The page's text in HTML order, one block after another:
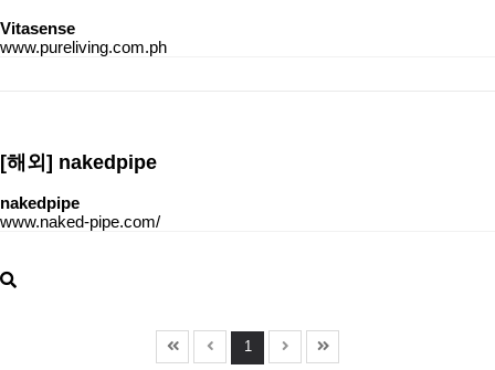
Vitasense
www.pureliving.com.ph
[해외] nakedpipe
nakedpipe
www.naked-pipe.com/
1